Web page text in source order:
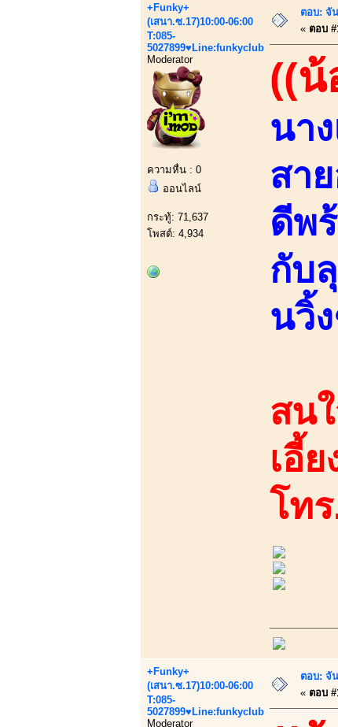
+Funky+
(เสนา.ซ.17)10:00-06:00
T:085-
5027899♥Line:funkyclub
Moderator
ความหื่น : 0
ออนไลน์
กระทู้: 71,637
โพสต์: 4,934
ตอบ: จั
« ตอบ
((น้
นา
สา
ดีพ
กับ
นวิ้
สน
เอี้
โท
+Funky+
(เสนา.ซ.17)10:00-06:00
T:085-
5027899♥Line:funkyclub
Moderator
ตอบ: จั
« ตอบ